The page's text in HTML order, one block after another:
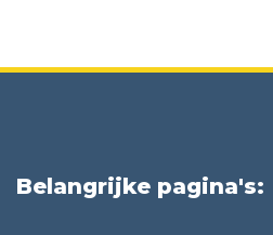
Belangrijke pagina's: